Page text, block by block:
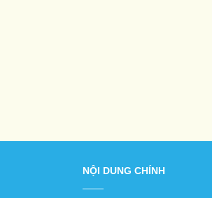
NỘI DUNG CHÍNH